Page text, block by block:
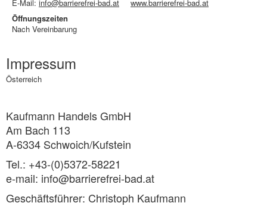
E-Mail: info@barrierefrei-bad.at
www.barrierefrei-bad.at
Öffnungszeiten
Nach Vereinbarung
Impressum
Österreich
Kaufmann Handels GmbH
Am Bach 113
A-6334 Schwoich/Kufstein
Tel.: +43-(0)5372-58221
e-mail: info@barrierefrei-bad.at
Geschäftsführer: Christoph Kaufmann